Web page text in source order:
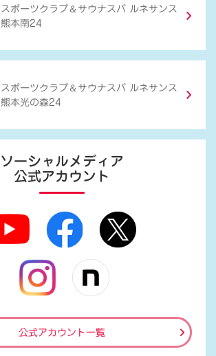
スポーツクラブ ＆ サウナスパ ルネサンス
熊本南24
スポーツクラブ ＆ サウナスパ ルネサンス
熊本光の森24
ソーシャルメディア
公式アカウント
公式アカウント一覧